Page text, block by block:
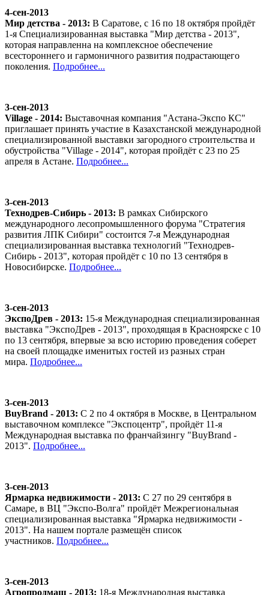
4-сен-2013
Мир детства - 2013: В Саратове, с 16 по 18 октября пройдёт
1-я Специализированная выставка "Мир детства - 2013",
которая направленна на комплексное обеспечение
всестороннего и гармоничного развития подрастающего
поколения. Подробнее...
3-сен-2013
Village - 2014: Выставочная компания "Астана-Экспо КС"
приглашает принять участие в Казахстанской международной
специализированной выставки загородного строительства и
обустройства "Village - 2014", которая пройдёт с 23 по 25
апреля в Астане. Подробнее...
3-сен-2013
Технодрев-Сибирь - 2013: В рамках Сибирского
международного лесопромышленного форума "Стратегия
развития ЛПК Сибири" состоится 7-я Международная
специализированная выставка технологий "Технодрев-
Сибирь - 2013", которая пройдёт с 10 по 13 сентября в
Новосибирске. Подробнее...
3-сен-2013
ЭкспоДрев - 2013: 15-я Международная специализированная
выставка "ЭкспоДрев - 2013", проходящая в Красноярске с 10
по 13 сентября, впервые за всю историю проведения соберет
на своей площадке именитых гостей из разных стран
мира. Подробнее...
3-сен-2013
BuyBrand - 2013: С 2 по 4 октября в Москве, в Центральном
выставочном комплексе "Экспоцентр", пройдёт 11-я
Международная выставка по франчайзингу "BuyBrand -
2013". Подробнее...
3-сен-2013
Ярмарка недвижимости - 2013: С 27 по 29 сентября в
Самаре, в ВЦ "Экспо-Волга" пройдёт Межрегиональная
специализированная выставка "Ярмарка недвижимости -
2013". На нашем портале размещён список
участников. Подробнее...
3-сен-2013
Агропродмаш - 2013: 18-я Международная выставка